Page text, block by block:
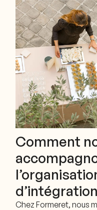
Comment
Chez Formeret, nous